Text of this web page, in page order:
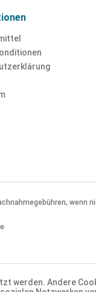
wenn
werden. Andere